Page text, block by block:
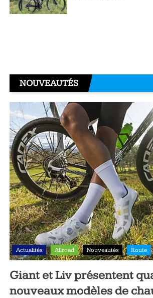
NOUVEAUTÉS
Actualités Allroad Nouveautés Route
Giant et Liv présentent
nouveaux modèles de